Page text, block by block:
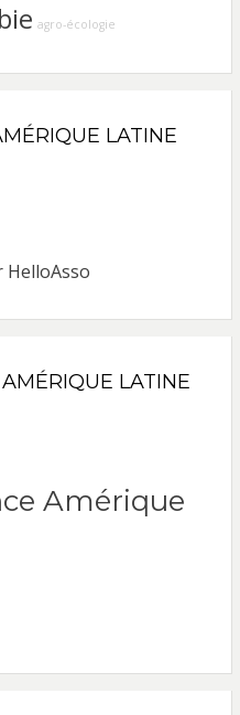
agro-écologie
LATINE
HelloAsso
LATINE
Amérique